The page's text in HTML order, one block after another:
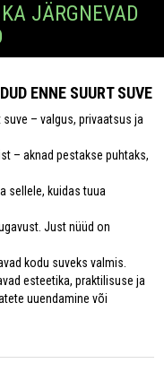
JÄRGNEVAD
ENNE SUURT SUVE
– valgus, privaatsus ja
– aknad pestakse puhtaks,
sellele, kuidas tuua
Just nüüd on
kodu suveks valmis.
esteetika, praktilisuse ja
uuendamine või